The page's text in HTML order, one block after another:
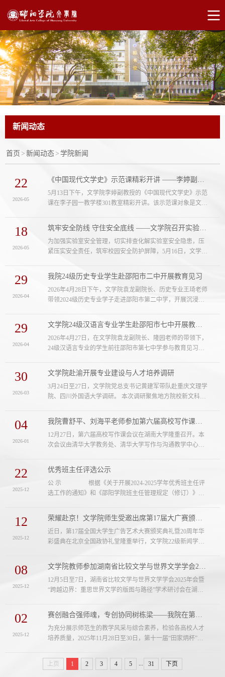
新闻动态
首页 > 新闻动态 > 学院新闻
22
2026-05
《中国现代文学史》示范课精彩开讲 ——李婷副教授重构“茅盾社会分析派”小说教学...
5月13日下午，文学院李婷副教授的《中国现代文学史》示范
课在李子园一教学楼301教室精彩开讲。该示范课对象是文学
导、文学院领导班子、文学教研室全体老师、其他教研室老
师代表以及音乐舞蹈学院、外国语学院督导共24人参与听
课、评课。该示范课主题是“茅盾与社会分析派小说”，李婷
副教授将教材知识进行重构，通过追溯无产阶级革命文学“普
18
2026-05
筑牢安全防线 守住安全底线 ——文学院召开实验室安全专题部署会
为加强实验室安全管理，切实排查化解实验室安全隐患，压
紧压实安全责任，筑牢校园安全防护屏障，5月16日，文学院
整治与常态化管理工作。学院领导班子、实验室主任、相关
教师参会。会议通报了近期省内安全事故典型案例，深入剖
析实验室管理中的薄弱环节与潜在风险，明确文科实验室用
电、设备使用、场地管理、消防安全等重点管控领域。学院
29
2026-04
我院24级历史专业学生赴邵阳市二中开展教育见习
2026年4月28日下午，文学院袁龙副院长、历史专业王琦老师
带领2024级历史专业学子走进邵阳市第二中学，开展沉浸式
磨的历史示范课，随后集体参加了李茂老师主讲的班级管理
能力提升专题讲座，深入体验一线课堂教学，学习班主任育
人管理的实践智慧。王贵阳老师执教《中外历史纲要
（下）》第20课《社会主义国家的发展与变化》，以戈尔巴
29
2026-04
文学院24级汉语言专业学生赴邵阳市七中开展教育见习
2026年4月27日，在文学院袁龙副院长、隆园老师的带领下，
24级汉语言专业的学生前往邵阳市第七中学参与教育见习活
以及张昊老师、袁龙副院长、邓明子老师的专题讲座。刘雪
华老师讲授《骆驼祥子整本书阅读》示范课。课程以海报设
计为切入点，带领学生通过主角、配角和标语三个环节，来
探讨小说的人物、情节及环境。这堂课以学生为主体，以任
30
2026-03
文学院赴渝开展专业建设与人才培养调研
3月24日至27日，文学院党总支书记黄建军带队赴重庆文理学
院、四川外国语大学调研。 本次调研聚焦地方院校新文科建
院、四川外国语大学相关院系领导、教师围绕专业建设、...
04
2026-01
我院曹舒平、刘海平老师参加第六届高校写作课会议
12月27日，第六届高校写作课会议在湖南大学隆重召开。本
次会议由清华大学教务处、清华大学写作与沟通教学中心、
中文通识写作课程虚拟教研室（筹）、学堂在线与高等教育
出版社文科事业部共同协办。...
22
2025-12
优秀班主任评选公示
公 示 根据《关于开展2024-2025学年优秀班主任评
选工作的通知》和《邵阳学院班主任管理规定（修订）》
议，学院考核及学院党政联席会议审议，...
12
2025-12
荣耀赴京！文学院师生受邀出席第17届大广赛颁奖典礼
近日，第17届全国大学生广告艺术大赛颁奖典礼暨20周年华
彩盛典在北京全国政协礼堂隆重举行，文学院22级新闻学专
出席，与来自全国百余所高校的师生代表、行业精英及典礼
嘉宾共赴这场创意盛会。...
08
2025-12
文学院教师参加湖南省比较文学与世界文学学会2025年会
12月5日至7日，湖南省比较文学与世界文学学会2025年会暨
“跨越边界：重思世界文学的版图与路径”学术研讨会在湖南
办，湖南科技学院文法学院、永州市文艺评论家协会承
办。...
02
2025-12
赛创融合强师魂，专创协同树栋梁——我院在第十一届“田家炳杯”全国师范生教学技...
为充分展示师范生的教学风采与综合素养，检验各高校人才
培养质量，2025年11月28日至30日，第十一届“田家炳杯”全
烈角逐中，我院历史专业学生吴宸玥、汉语言文学专业学生
关俐婧凭借扎实功底与出色发挥，...
上页 1 2 3 4 5 ... 31 下页